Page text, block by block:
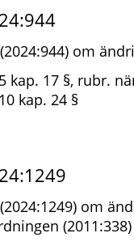
om
kap. 17 §, rubr.
kap. 24 §
om
(2011:338)